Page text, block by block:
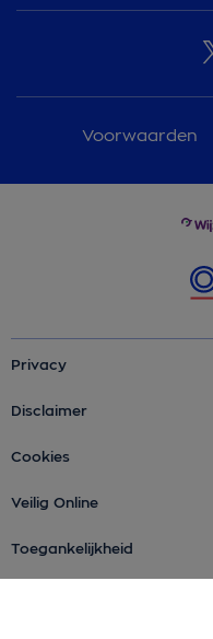
Voorwaarden
Privacy
Disclaimer
Cookies
Veilig Online
Toegankelijkheid